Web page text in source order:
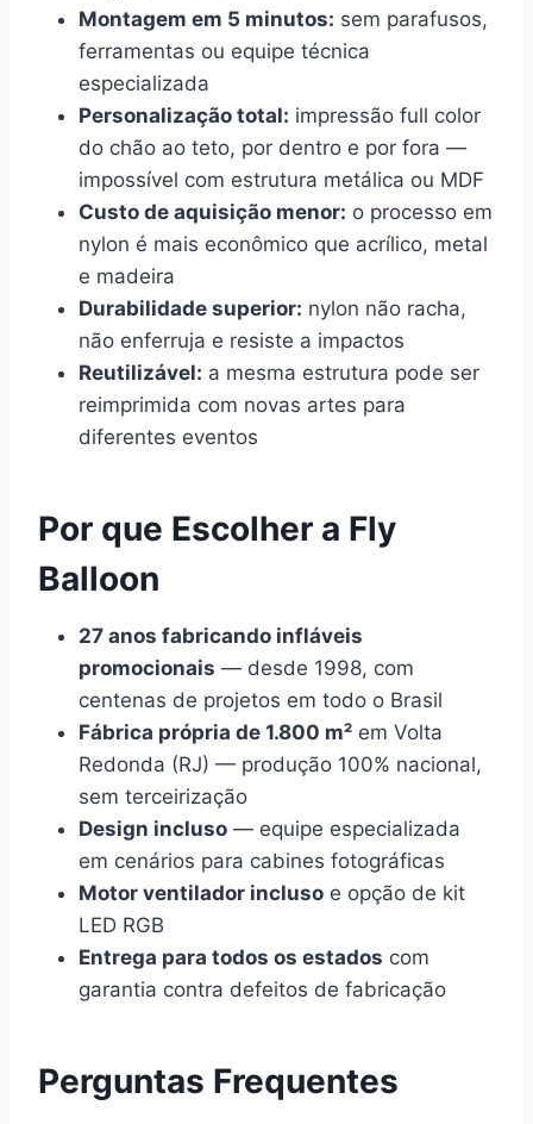
Montagem em 5 minutos: sem parafusos,
ferramentas ou equipe técnica
especializada
Personalização total: impressão full color
do chão ao teto, por dentro e por fora —
impossível com estrutura metálica ou MDF
Custo de aquisição menor: o processo em
nylon é mais econômico que acrílico, metal
e madeira
Durabilidade superior: nylon não racha,
não enferruja e resiste a impactos
Reutilizável: a mesma estrutura pode ser
reimprimida com novas artes para
diferentes eventos
Por que Escolher a Fly
Balloon
27 anos fabricando infláveis
promocionais — desde 1998, com
centenas de projetos em todo o Brasil
Fábrica própria de 1.800 m² em Volta
Redonda (RJ) — produção 100% nacional,
sem terceirização
Design incluso — equipe especializada
em cenários para cabines fotográficas
Motor ventilador incluso e opção de kit
LED RGB
Entrega para todos os estados com
garantia contra defeitos de fabricação
Perguntas Frequentes